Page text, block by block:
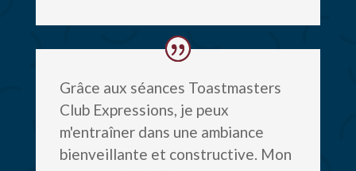
Grâce aux séances Toastmasters
Club Expressions, je peux
m'entraîner dans une ambiance
bienveillante et constructive. Mon